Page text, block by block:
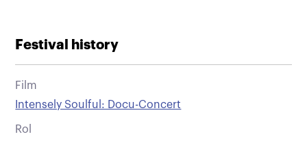
Festival history
Film
Intensely Soulful: Docu-Concert
Rol